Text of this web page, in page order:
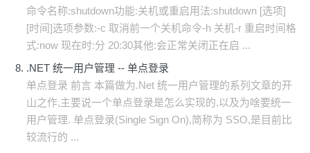
命令名称:shutdown功能:关机或重启用法:shutdown [选项]
[时间]选项参数:-c 取消前一个关机命令-h 关机-r 重启时间格
式:now 现在时:分 20:30其他:会正常关闭正在启 ...
.NET 统一用户管理 -- 单点登录
单点登录 前言 本篇做为.Net 统一用户管理的系列文章的开
山之作,主要说一个单点登录是怎么实现的,以及为啥要统一
用户管理. 单点登录(Single Sign On),简称为 SSO,是目前比
较流行的 ...